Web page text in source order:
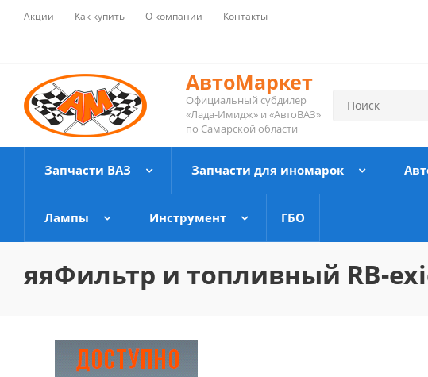
Акции Как купить О компании Контакты
АвтоМаркет
Официальный субдилер
«Лада-Имидж» и «АвтоВАЗ»
по Самарской области
Запчасти ВАЗ Запчасти для иномарок
Лампы Инструмент ГБО
яяФильтр и топливный RB-